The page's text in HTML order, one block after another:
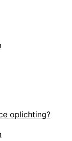
oplichting?